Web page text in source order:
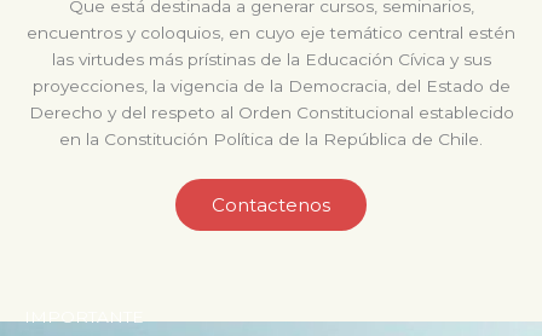
Que está destinada a generar cursos, seminarios,
encuentros y coloquios, en cuyo eje temático central estén
las virtudes más prístinas de la Educación Cívica y sus
proyecciones, la vigencia de la Democracia, del Estado de
Derecho y del respeto al Orden Constitucional establecido
en la Constitución Política de la República de Chile.
Contactenos